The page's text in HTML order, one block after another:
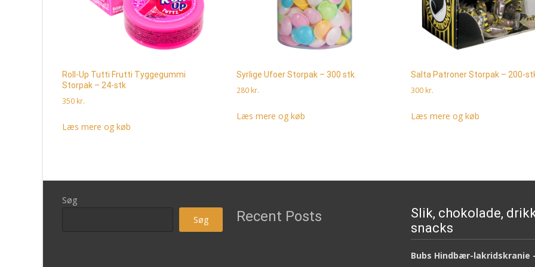
Roll-Up Tutti Frutti Tyggegummi
Storpak – 24-stk
350 kr.
Læs mere og køb
Syrlige Ufoer Storpak – 300 stk.
280 kr.
Læs mere og køb
Salta Patroner Storpak – 200-
300 kr.
Læs mere og køb
Søg
Søg
Recent Posts
Slik, chokolade,
snacks
Bubs Hindbær-lakridskranie -